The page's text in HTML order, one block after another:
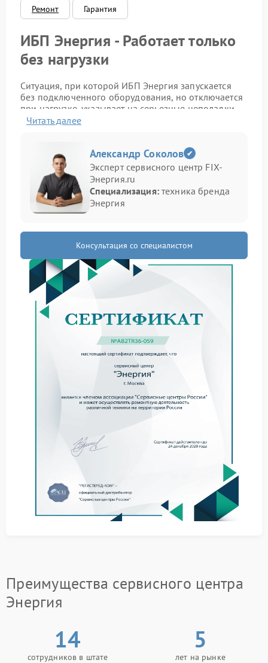
Ремонт Гарантия
ИБП Энергия - Работает только
без нагрузки
Ситуация, при которой ИБП Энергия запускается
без подключенного оборудования, но отключается
при нагрузке, указывает на серьезные неполадки
внутренних компонентов. Внешне устройство может
резкое снижение стабильности работы.
В отдельных случаях ремонт Энергия требуется
после перегрева силовых элементов или
длительной эксплуатации с высокой нагрузкой.
Подобная неисправность также возникает при
цепей.
Какие признаки появляются
отключение после подключения техники;
щелчки внутри корпуса;
мигание индикаторов;
запуск только в холостом режиме;
нагрев корпуса за короткое время.
При подобной неисправности не стоит продолжать
использование устройства под нагрузкой. Работа в
таком режиме способна привести к повреждению
внутренних компонентов и нестабильной работе
подключенного оборудования.
не подключать слишком мощную технику;
не перекрывать вентиляционные отверстия;
не оставлять устройство рядом с нагревателями.
Через сервис Энергия специалисты проводят
диагностику электронных компонентов, оценивают
состояние аккумулятора и выявляют поврежденные
электронных цепей, замену неисправных деталей и
настройку рабочих параметров устройства. После
устранения неполадки оборудование стабильнее
Читать далее
Александр Соколов
Эксперт сервисного центр FIX-
Энергия.ru
Специализация:техника бренда
Энергия
Консультация со специалистом
Преимущества сервисного центра
Энергия
14
сотрудников в штате
5
лет на рынке